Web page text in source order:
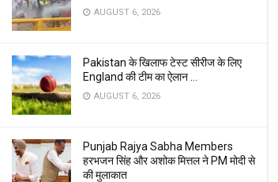
AUGUST 6, 2026
Pakistan के खिलाफ टेस्ट सीरीज के लिए
England की टीम का ऐलान …
AUGUST 6, 2026
Punjab Rajya Sabha Members
हरभजन सिंह और अशोक मित्तल ने PM मोदी से
की मुलाकात